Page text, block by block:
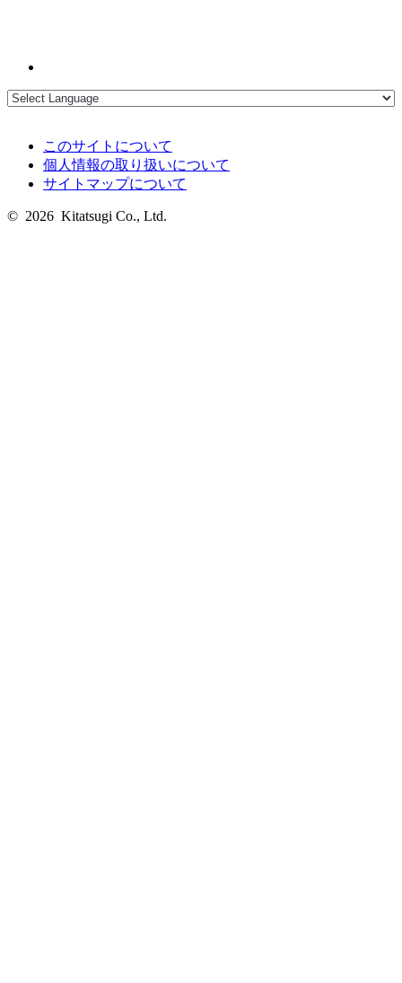
このサイトについて
個人情報の取り扱いについて
サイトマップについて
© 2026 Kitatsugi Co., Ltd.